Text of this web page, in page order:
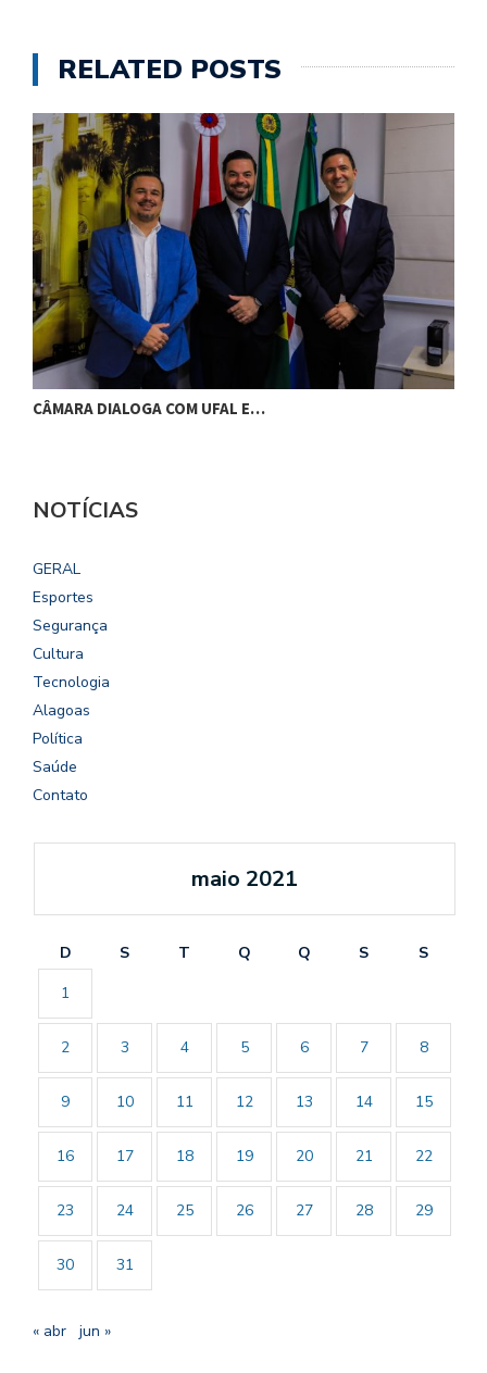
RELATED POSTS
CÂMARA DIALOGA COM UFAL E…
NOTÍCIAS
GERAL
Esportes
Segurança
Cultura
Tecnologia
Alagoas
Política
Saúde
Contato
maio 2021
D S T Q Q S
S
1
2 3 4 5 6 7 8
9 10 11 12 13 14 15
16 17 18 19 20 21 22
23 24 25 26 27 28 29
30 31
« abr jun »